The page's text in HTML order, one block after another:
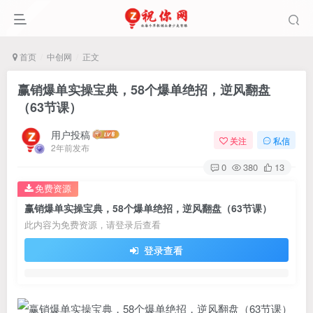
首页 中创网 正文
赢销爆单实操宝典，58个爆单绝招，逆风翻盘
（63节课）
用户投稿
2年前发布
关注 私信
0 380 13
赢销爆单实操宝典，58个爆单绝招，逆风翻盘（63节课）
此内容为免费资源，请登录后查看
登录查看
免费资源